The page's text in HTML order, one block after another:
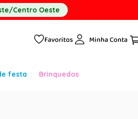
Centro Oeste
Favoritos Minha Conta
festa Brinquedos